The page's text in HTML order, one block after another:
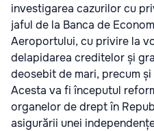
investigarea cazurilor cu
jaful de la Banca de
Aeroportului, cu privire la
delapidarea creditelor și
deosebit de mari, precum
Acesta va fi începutul
organelor de drept în
asigurării unei